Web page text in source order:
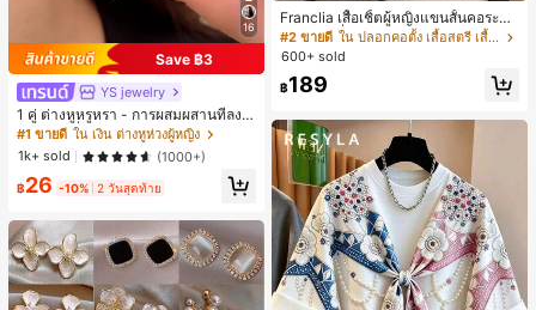
16
Save ฿3
YS jewelry
1 คู่ ต่างหูหรูหรา - การผสมผสานที่ลงตั
วของแฟชั่นและความซับซ้อน, ดีไซน์ส
องชั้น, เหมาะสำหรับสุภาพสตรีและนักเ
รียน, ต่างหูทองแดงฝังไมโคร
#1 ขายดี ใน เงิน ต่างหูห่วงผู้หญิง
1k+ sold
(1000+)
฿26 -10% 2 วันสุดท้าย
Franclia เสื้อเชิ้ตผู้หญิงแขนสั้นคอระบา
ยกระดุมเดี่ยวลายทาง
#2 ขายดี
ใน ปลอกคอตั้ง เสื้อสตรี เสื้อเบลาส์ & Tee
600+ sold
฿189